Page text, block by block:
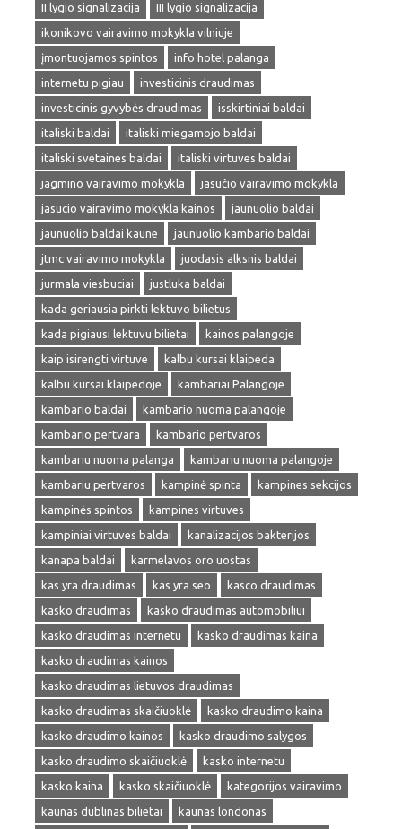
II lygio signalizacija
III lygio signalizacija
ikonikovo vairavimo mokykla vilniuje
įmontuojamos spintos
info hotel palanga
internetu pigiau
investicinis draudimas
investicinis gyvybės draudimas
isskirtiniai baldai
italiski baldai
italiski miegamojo baldai
italiski svetaines baldai
italiski virtuves baldai
jagmino vairavimo mokykla
jasučio vairavimo mokykla
jasucio vairavimo mokykla kainos
jaunuolio baldai
jaunuolio baldai kaune
jaunuolio kambario baldai
jtmc vairavimo mokykla
juodasis alksnis baldai
jurmala viesbuciai
justluka baldai
kada geriausia pirkti lektuvo bilietus
kada pigiausi lektuvu bilietai
kainos palangoje
kaip isirengti virtuve
kalbu kursai klaipeda
kalbu kursai klaipedoje
kambariai Palangoje
kambario baldai
kambario nuoma palangoje
kambario pertvara
kambario pertvaros
kambariu nuoma palanga
kambariu nuoma palangoje
kambariu pertvaros
kampinė spinta
kampines sekcijos
kampinės spintos
kampines virtuves
kampiniai virtuves baldai
kanalizacijos bakterijos
kanapa baldai
karmelavos oro uostas
kas yra draudimas
kas yra seo
kasco draudimas
kasko draudimas
kasko draudimas automobiliui
kasko draudimas internetu
kasko draudimas kaina
kasko draudimas kainos
kasko draudimas lietuvos draudimas
kasko draudimas skaičiuoklė
kasko draudimo kaina
kasko draudimo kainos
kasko draudimo salygos
kasko draudimo skaičiuoklė
kasko internetu
kasko kaina
kasko skaičiuoklė
kategorijos vairavimo
kaunas dublinas bilietai
kaunas londonas